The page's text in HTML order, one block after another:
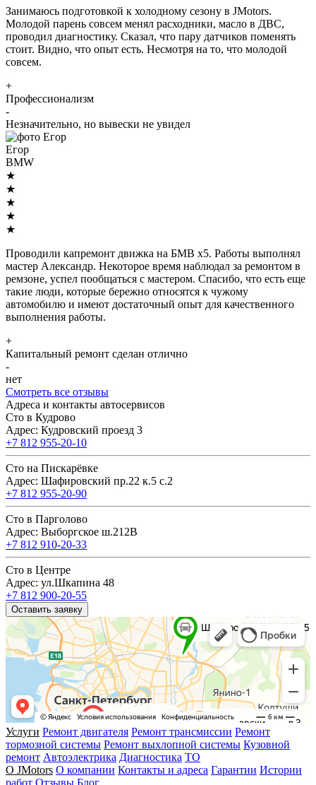
Занимаюсь подготовкой к холодному сезону в JMotors.
Молодой парень совсем менял расходники, масло в ДВС,
проводил диагностику. Сказал, что пару датчиков поменять
стоит. Видно, что опыт есть. Несмотря на то, что молодой
совсем.
+
Профессионализм
-
Незначительно, но вывески не увидел
Егор
BMW
★
★
★
★
★
Проводили капремонт движка на БМВ х5. Работы выполнял
мастер Александр. Некоторое время наблюдал за ремонтом в
ремзоне, успел пообщаться с мастером. Спасибо, что есть еще
такие люди, которые бережно относятся к чужому
автомобилю и имеют достаточный опыт для качественного
выполнения работы.
+
Капитальный ремонт сделан отлично
-
нет
Смотреть все отзывы
Адреса и контакты автосервисов
Сто в Кудрово
Адрес: Кудровский проезд 3
+7 812 955-20-10
Сто на Пискарёвке
Адрес: Шафировский пр.22 к.5 с.2
+7 812 955-20-90
Сто в Парголово
Адрес: Выборгское ш.212В
+7 812 910-20-33
Сто в Центре
Адрес: ул.Шкапина 48
+7 812 900-20-55
Оставить заявку
Услуги Ремонт двигателя Ремонт трансмиссии Ремонт
тормозной системы Ремонт выхлопной системы Кузовной
ремонт Автоэлектрика Диагностика ТО
О JMotors О компании Контакты и адреса Гарантии Истории